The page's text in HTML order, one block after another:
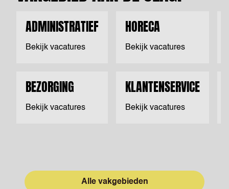
ADMINISTRATIEF
Bekijk vacatures
BEZORGING
Bekijk vacatures
HORECA
Bekijk vacatures
KLANTENSERVICE
Bekijk vacatures
Alle vakgebieden